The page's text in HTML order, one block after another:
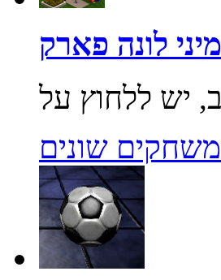
מיני לונה פארק
משחקים שונים